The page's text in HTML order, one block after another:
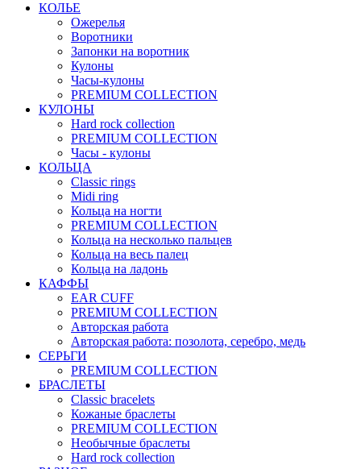
КОЛЬЕ
Ожерелья
Воротники
Запонки на воротник
Кулоны
Часы-кулоны
PREMIUM COLLECTION
КУЛОНЫ
Hard rock collection
PREMIUM COLLECTION
Часы - кулоны
КОЛЬЦА
Classic rings
Midi ring
Кольца на ногти
PREMIUM COLLECTION
Кольца на несколько пальцев
Кольца на весь палец
Кольца на ладонь
КАФФЫ
EAR CUFF
PREMIUM COLLECTION
Авторская работа
Авторская работа: позолота, серебро, медь
СЕРЬГИ
PREMIUM COLLECTION
БРАСЛЕТЫ
Classic bracelets
Кожаные браслеты
PREMIUM COLLECTION
Необычные браслеты
Hard rock collection